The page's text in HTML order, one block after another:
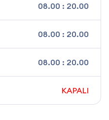
08.00 : 20.00
08.00 : 20.00
08.00 : 20.00
KAPALI